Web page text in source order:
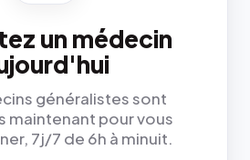
un médecin
généralistes sont
maintenant pour vous
7j/7 de 6h à minuit.